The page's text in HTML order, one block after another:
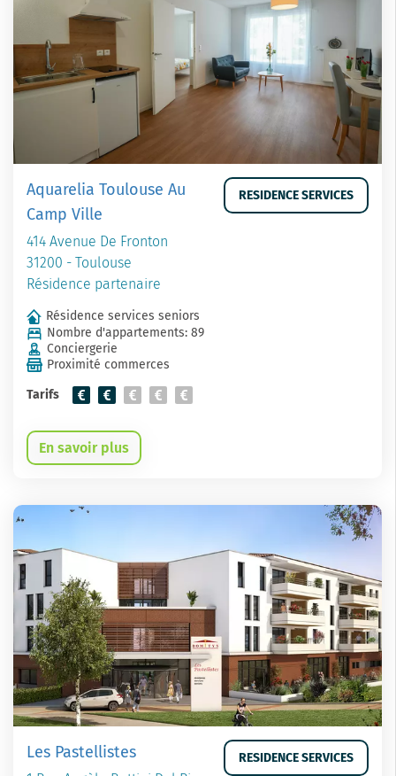
Aquarelia Toulouse Au
Camp Ville
414 Avenue De Fronton
31200 - Toulouse
Résidence partenaire
RESIDENCE SERVICES
Résidence services seniors
Nombre d'appartements: 89
Conciergerie
Proximité commerces
Tarifs
En savoir plus
Les Pastellistes RESIDENCE SERVICES